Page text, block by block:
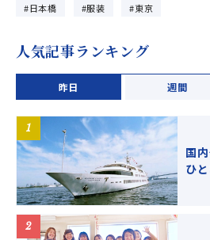
日本橋
服装 東京
人気記事ランキング
昨日 週間
国
ひ